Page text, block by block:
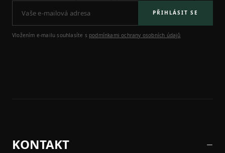
PŘIHLÁSIT SE
Vložením e-mailu souhlasíte s podmínkami ochrany osobních údajů
KONTAKT